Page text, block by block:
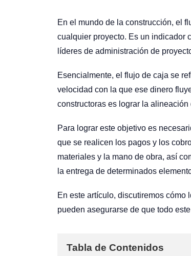
En el mundo de la construcción, el
cualquier proyecto. Es un indicador
líderes de administración de
Esencialmente, el flujo de caja se
velocidad con la que ese dinero
constructoras es lograr la
Para lograr este objetivo es
que se realicen los pagos y los
materiales y la mano de obra, así
la entrega de determinados
En este artículo, discutiremos
pueden asegurarse de que todo
Tabla de Contenidos